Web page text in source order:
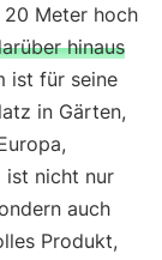
20 Meter hoch
hinaus
ist für seine
in Gärten,
ist nicht nur
auch
Produkt,